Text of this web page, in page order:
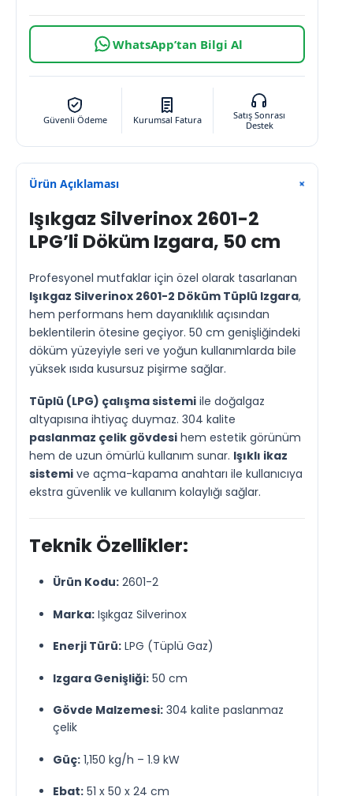
WhatsApp’tan Bilgi Al
Güvenli Ödeme Kurumsal Fatura
Satış Sonrası
Destek
Ürün Açıklaması +
Işıkgaz Silverinox 2601-2
LPG’li Döküm Izgara, 50 cm
Profesyonel mutfaklar için özel olarak tasarlanan
Işıkgaz Silverinox 2601-2 Döküm Tüplü Izgara,
hem performans hem dayanıklılık açısından
beklentilerin ötesine geçiyor. 50 cm genişliğindeki
döküm yüzeyiyle seri ve yoğun kullanımlarda bile
yüksek ısıda kusursuz pişirme sağlar.
Tüplü (LPG) çalışma sistemi ile doğalgaz
altyapısına ihtiyaç duymaz. 304 kalite
paslanmaz çelik gövdesi hem estetik görünüm
hem de uzun ömürlü kullanım sunar. Işıklı ikaz
sistemi ve açma-kapama anahtarı ile kullanıcıya
ekstra güvenlik ve kullanım kolaylığı sağlar.
Teknik Özellikler:
Ürün Kodu:2601-2
Marka:Işıkgaz Silverinox
Enerji Türü:LPG (Tüplü Gaz)
Izgara Genişliği:50 cm
Gövde Malzemesi:304 kalite paslanmaz
çelik
Güç:1,150 kg/h – 1.9 kW
Ebat:51 x 50 x 24 cm